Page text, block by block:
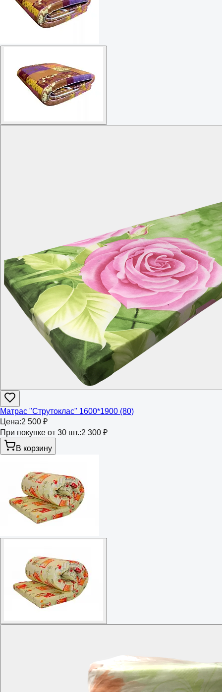
Матрас "Струтоклас" 1600*1900 (80)
Цена:2 500 ₽
При покупке от 30 шт.:2 300 ₽
В корзину